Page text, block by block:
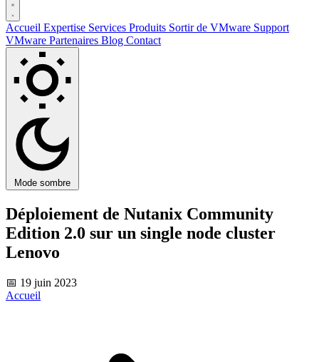
Accueil Expertise Services Produits Sortir de VMware Support
VMware Partenaires Blog Contact
Mode sombre
Déploiement de Nutanix Community
Edition 2.0 sur un single node cluster
Lenovo
📅 19 juin 2023
Accueil